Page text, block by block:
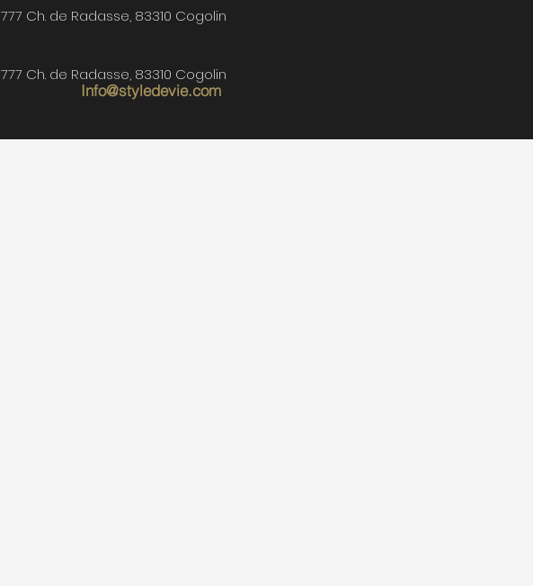
777 Ch. de Radasse, 83310 Cogolin
Info@styledevie.com
777 Ch. de Radasse, 83310 Cogolin